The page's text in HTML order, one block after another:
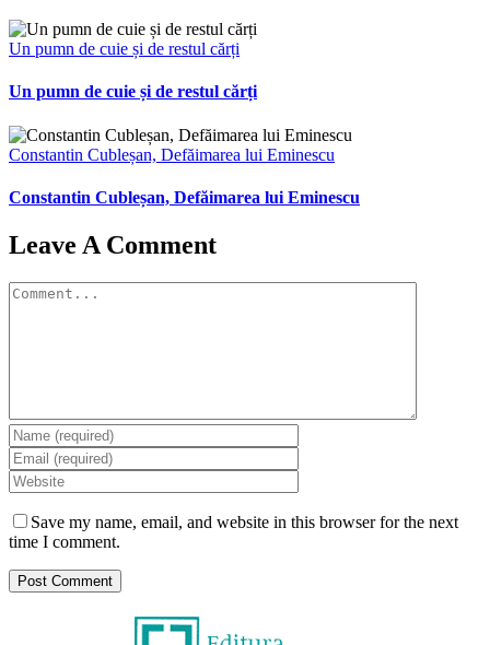
Un pumn de cuie și de restul cărți
Un pumn de cuie și de restul cărți
Constantin Cubleșan, Defăimarea lui Eminescu
Constantin Cubleșan, Defăimarea lui Eminescu
Leave A Comment
Comment
Save my name, email, and website in this browser for the next
time I comment.